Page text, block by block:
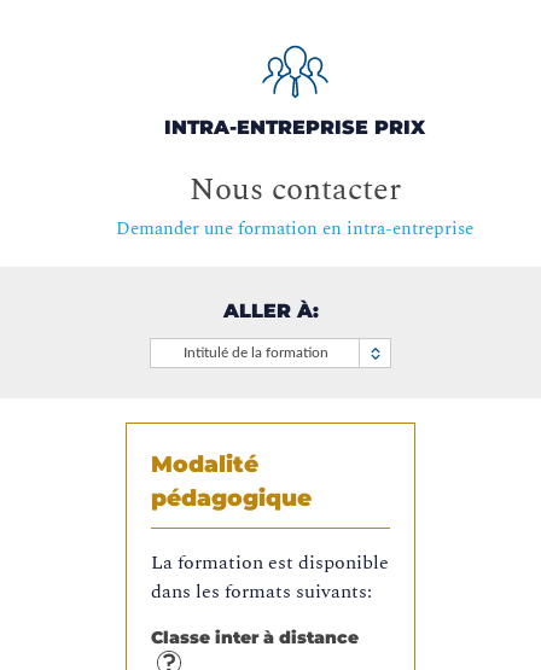
INTRA-ENTREPRISE PRIX
Nous contacter
Demander une formation en intra-entreprise
ALLER À:
Intitulé de la formation
Modalité
pédagogique
La formation est disponible
dans les formats suivants:
Classe inter à distance